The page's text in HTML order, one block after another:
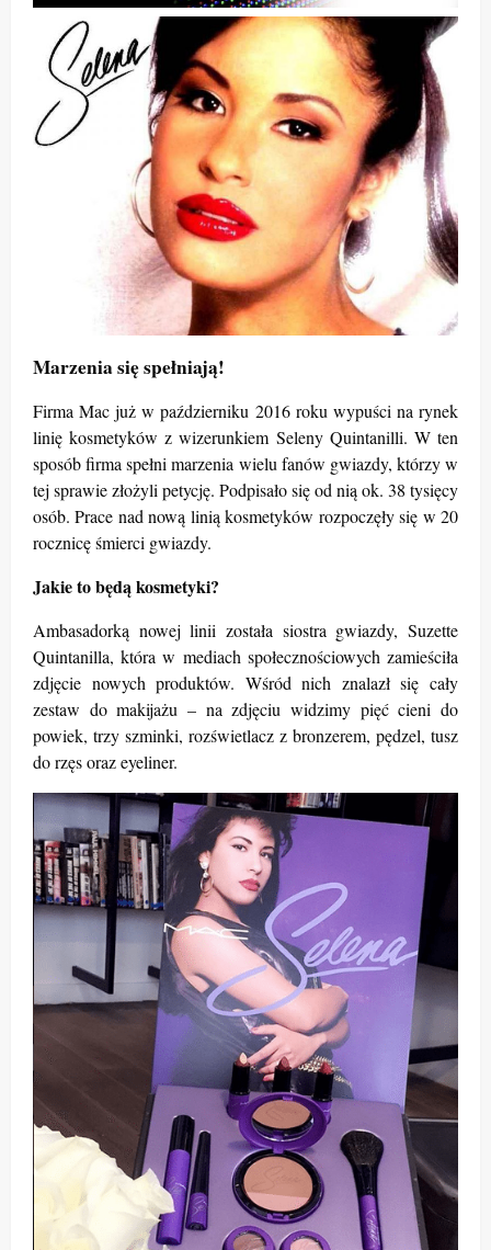
Marzenia się spełniają!
Firma Mac już w październiku 2016 roku wypuści na rynek
linię kosmetyków z wizerunkiem Seleny Quintanilli. W ten
sposób firma spełni marzenia wielu fanów gwiazdy, którzy w
tej sprawie złożyli petycję. Podpisało się od nią ok. 38 tysięcy
osób. Prace nad nową linią kosmetyków rozpoczęły się w 20
rocznicę śmierci gwiazdy.
Jakie to będą kosmetyki?
Ambasadorką nowej linii została siostra gwiazdy, Suzette
Quintanilla, która w mediach społecznościowych zamieściła
zdjęcie nowych produktów. Wśród nich znalazł się cały
zestaw do makijażu – na zdjęciu widzimy pięć cieni do
powiek, trzy szminki, rozświetlacz z bronzerem, pędzel, tusz
do rzęs oraz eyeliner.